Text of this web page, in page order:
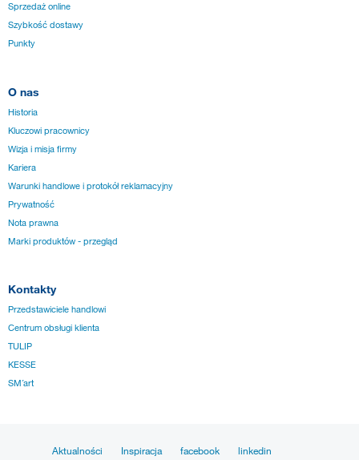
Sprzedaż online
Szybkość dostawy
Punkty
O nas
Historia
Kluczowi pracownicy
Wizja i misja firmy
Kariera
Warunki handlowe i protokół reklamacyjny
Prywatność
Nota prawna
Marki produktów - przegląd
Kontakty
Przedstawiciele handlowi
Centrum obsługi klienta
TULIP
KESSE
SM´art
Aktualności Inspiracja facebook
linkedin